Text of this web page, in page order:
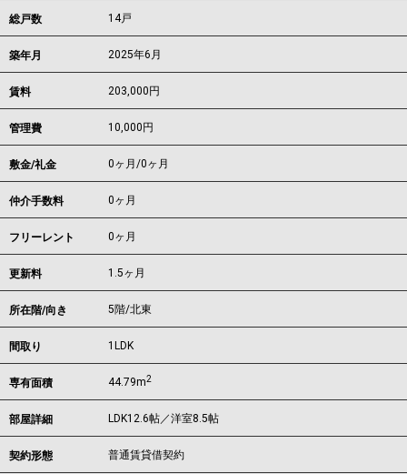
総戸数 14戸
築年月 2025年6月
賃料 203,000 円
管理費 10,000円
敷金/礼金 0ヶ月/0ヶ月
仲介手数料 0ヶ月
フリーレント 0ヶ月
更新料 1.5ヶ月
所在階/向き 5階/北東
間取り 1LDK
専有面積 44.79m2
部屋詳細 LDK12.6帖／洋室8.5帖
契約形態 普通賃貸借契約